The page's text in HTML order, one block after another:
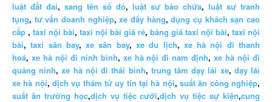
luật đất đai, sang tên sổ đỏ, luật sư bào chữa, luật sư tranh
tụng, tư vấn doanh nghiệp,xe đẩy hàng,dụng cụ khách sạn cao
cấp , taxi nội bài, taxi nội bài giá rẻ, bảng giá taxi nội bài, taxi nội
bài,taxi sân bay,xe sân bay,xe du lịch, xe hà nội đi thanh
hoá, xe hà nội đi ninh bình, xe hà nội đi nam định,xe hà nội đi
quảng ninh,xe hà nội đi thái bình, trung tâm dạy lái xe, dạy lái
xe hà nội,dịch vụ thám tử uy tín tại hà nội,suất ăn công nghiệp,
suất ăn trường học,dịch vụ tiệc cưới,dịch vụ tiệc sự kiện,cung